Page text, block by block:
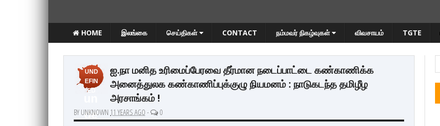
HOME இலங்கை செய்திகள் CONTACT நம்மவர் நிகழ்வுகள் விவசாயம் TGTE
UND
EFIN
ED
de
ஐ.நா மனித உரிமைப்பேரவை தீர்மான நடைப்பாட்டை கண்காணிக்க
அனைத்துலக கண்காணிப்புக்குழு நியமனம் : நாடுகடந்த தமிழீழ
அரசாங்கம் !
BY UNKNOWN 11 YEARS AGO - 0